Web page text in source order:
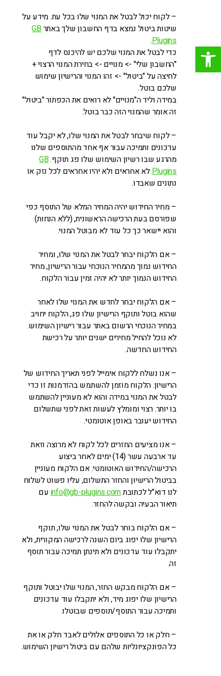
פתח סרגל נגישות
– לקוח יכול לבטל את המנוי שלו בכל עת. מידע על
שיטות ביטול נמצא בדף החשבון שלך באתרGB
Plugins
.
כדי לבטל את המנוי שלכם יש להיכנס לדף
"החשבון שלי" -> מנויים -> בחירת המנוי הרצוי +
לחיצה על "ביטול" -> זהו המנוי והרישיון שימוש
שלכם בוטל.
במידה וליד ה"מנויים" לא רואים את הכפתור "ביטול"
זה אומר שהמנוי הזה כבר בוטל.
– לקוח שיבחר לבטל את המנוי שלו, לא יקבל עוד
עדכונים ותמיכה עבור אף אחד מהתוספים שלנו
מהרגע שבו רשיון השימוש שלו פג תוקף.GB
Pluginsלא אחראים ולא יהיו אחראים לכל נזק או
נתונים שאבדו.
– מחיר החידוש יהיה המחיר המלא של התוסף כפי
שפורסם בעת הרכישה הראשונית, (ללא הנחות)
והוא יישאר כך כל עוד לא מבוטל המנוי.
– אם הלקוח יבחר לבטל את המנוי שלו, ומחיר
החידוש נמוך מהמחיר הנוכחי עבור הרישיון, מחיר
החידוש הנמוך יותר לא יהיה זמין עבור הלקוח.
– אם הלקוח יבחר לחדש את המנוי שלו לאחר
שהוא בוטל ותוקף הרישיון שלו פג, הלקוח יחויב
במחיר הנוכחי הרשום באתר עבור רישיון השימוש.
לא נוכל להחיל מחירים ישנים יותר על רכישת
החידוש החדשה.
– אנו נשלח ללקוח אימייל לפני תאריך החידוש של
הרישיון. הלקוח מוזמן להשתמש בהזדמנות זו כדי
לבטל את המנוי במידה והוא לא מעוניין להשתמש
בו יותר. רצוי ומומלץ לעשות זאת לפני שתשלום
החידוש יעובר באופן אוטומטי.
– אנו מציעים החזרים לכל לקוח לא מרוצה וזאת
עד ארבעה עשר (14) ימים לאחר ביצוע
הרכישה/החידוש האוטומטי. אם הלקוח מעוניין
בביטול הרישיון והחזר התשלום, עליו פשוט לשלוח
לנו דוא"ל לכתובתinfo@gb-plugins.comעם
תיאור הבעיה ובקשה להחזר.
– אם הלקוח בוחר לבטל את המנוי שלו, תוקף
הרישיון שלו יפוג ביום השנה לרכישה המקורית, ולא
יתקבלו עוד עדכונים ולא תינתן תמיכה עבור תוסף
זה.
– אם הלקוח מבקש החזר, המנוי שלו יבוטל ותוקף
הרישיון שלו יפוג מיד, ולא יתקבלו עוד עדכונים
ותמיכה עבור התוסף/תוספים שבוטלו.
– חלק או כל התוספים אלולים לאבד חלק או את
כל הפונקציונליות שלהם עם ביטול רישיון השימוש.